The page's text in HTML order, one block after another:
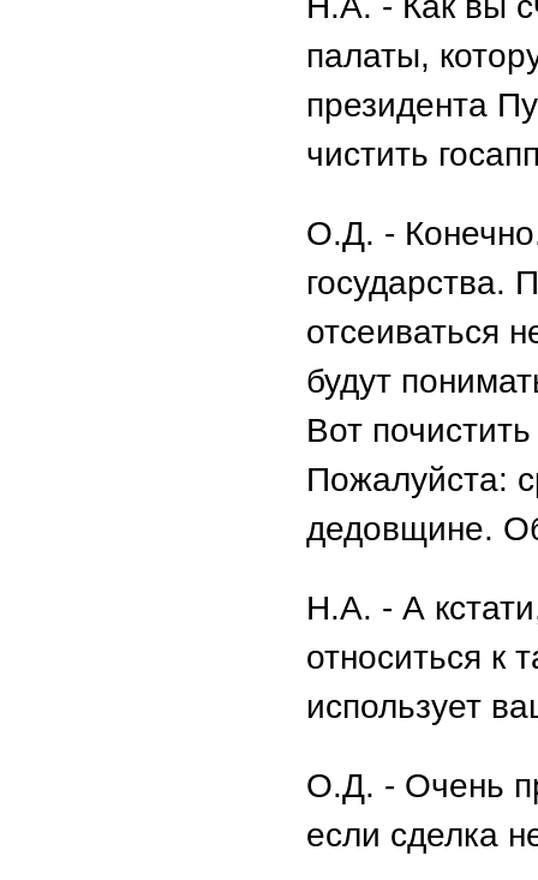
палаты,
президента
чистить
О.Д. -
государства.
отсеиваться
будут
Вот
Пожалуйста:
дедовщине.
Н.А. - А
относиться к
использует
О.Д. - Очень
если сделка